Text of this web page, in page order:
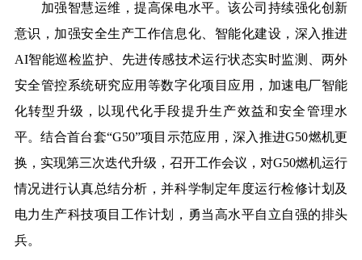
加强智慧运维，提高保电水平。该公司持续强化创新
意识，加强安全生产工作信息化、智能化建设，深入推进
AI智能巡检监护、先进传感技术运行状态实时监测、两外
安全管控系统研究应用等数字化项目应用，加速电厂智能
化转型升级，以现代化手段提升生产效益和安全管理水
平。结合首台套“G50”项目示范应用，深入推进G50燃机更
换，实现第三次迭代升级，召开工作会议，对G50燃机运行
情况进行认真总结分析，并科学制定年度运行检修计划及
电力生产科技项目工作计划，勇当高水平自立自强的排头
兵。